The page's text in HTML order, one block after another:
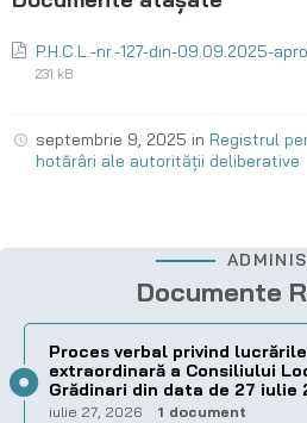
P.H.C.L.-nr.-127-din-09.09.2025-
231 kB
septembrie 9, 2025 in Registrul
hotărâri ale autorității deliberative
Documente
Proces verbal privind
extraordinară a Consiliului
Grădinari din data de 27 iulie
iulie 27, 2026 1 document